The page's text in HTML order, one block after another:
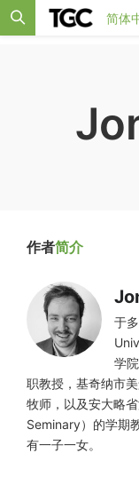
简体
作者简介
于
学
职教授，基奇纳市
牧师，以及安大略
Seminary）的学期
有一子一女。